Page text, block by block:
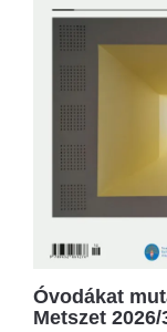
Óvodákat
Metszet